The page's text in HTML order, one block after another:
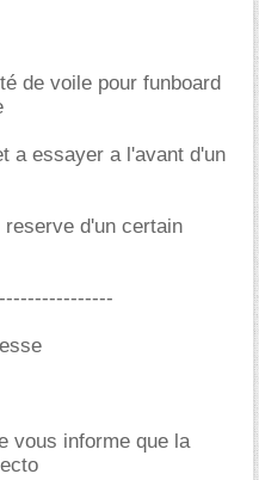
de voile pour funboard
a essayer a l'avant d'un
d'un certain
vous informe que la